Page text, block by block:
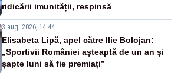
ridicării imunității, respinsă
3 aug. 2026, 14:44
Elisabeta Lipă, apel către Ilie Bolojan:
„Sportivii României așteaptă de un an și
șapte luni să fie premiați”